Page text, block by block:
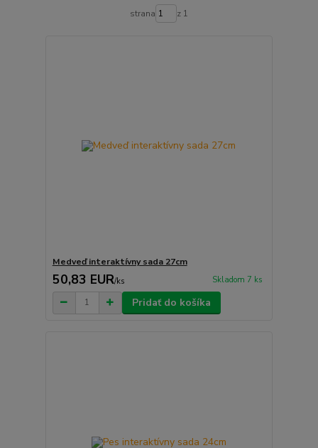
strana z 1
Medveď interaktívny sada 27cm
50,83 EUR/ks Skladom 7 ks
Pridať do košíka